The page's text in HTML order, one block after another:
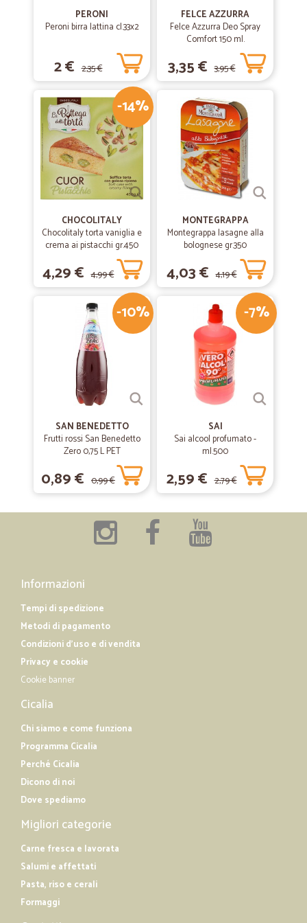
PERONI
Peroni birra lattina cl.33x2
2 € 2,35 €
FELCE AZZURRA
Felce Azzurra Deo Spray
Comfort 150 ml.
3,35 € 3,95 €
-14%
CHOCOLITALY
Chocolitaly torta vaniglia e
crema ai pistacchi gr.450
4,29 € 4,99 €
MONTEGRAPPA
Montegrappa lasagne alla
bolognese gr.350
4,03 € 4,19 €
-10%
SAN BENEDETTO
Frutti rossi San Benedetto
Zero 0,75 L PET
0,89 € 0,99 €
-7%
SAI
Sai alcool profumato -
ml.500
2,59 € 2,79 €
Informazioni
Tempi di spedizione
Metodi di pagamento
Condizioni d'uso e di vendita
Privacy e cookie
Cookie banner
Cicalia
Chi siamo e come funziona
Programma Cicalia
Perché Cicalia
Dicono di noi
Dove spediamo
Migliori categorie
Carne fresca e lavorata
Salumi e affettati
Pasta, riso e cerali
Formaggi